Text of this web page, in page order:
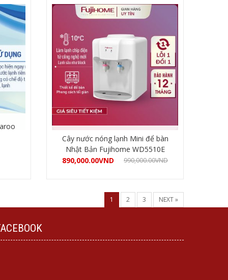
Cây nước nóng lạnh Mini để bàn
Nhật Bản Fujihome WD5510E
890,000.00VND 990,000.00VND
1 2 3 NEXT »